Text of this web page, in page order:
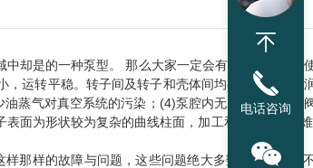
却是的一种泵型。 那么大家一定会有疑问了，到底
运转平稳。转子间及转子和壳体间均有间隙，不用
蒸气对真空系统的污染；(4)泵腔内无压缩，无排气
面为形状较为复杂的曲线柱面，加工和检查比较困
那样的故障与问题，这些问题绝大多数应属于使用
电话咨询